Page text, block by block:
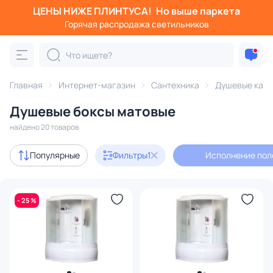
ЦЕНЫ НИЖЕ ПЛИНТУСА! Но выше паркета
Горячая распродажа светильников
Главная Интернет-магазин Сантехника Душевые
Душевые боксы матовые
найдено 20 товаров
Популярные Фильтры1 Исполнение
- 25 %
Фильтры
Категория:
душевые боксы с ванной с низким поддоном
Акции 2
Цена